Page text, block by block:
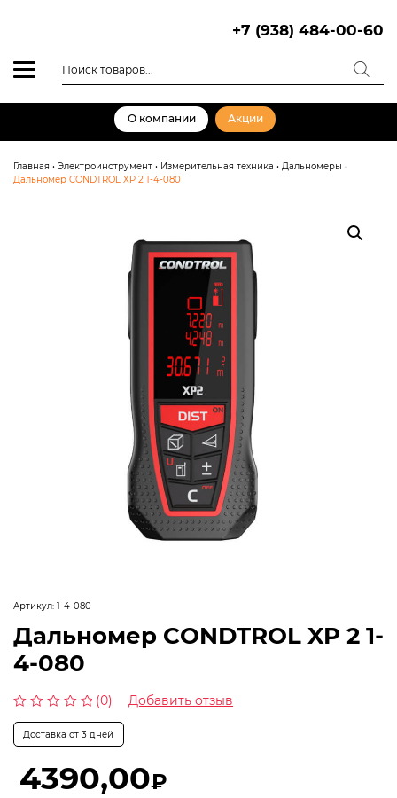
+7 (938) 484-00-60
товаров
О компании Акции
Главная • Электроинструмент • Измерительная техника • Дальномеры •
Дальномер CONDTROL XP 2 1-4-080
Артикул: 1-4-080
Дальномер CONDTROL XP 2 1-
4-080
из
(0) Добавить отзыв
Доставка от 3 дней
4390,00₽